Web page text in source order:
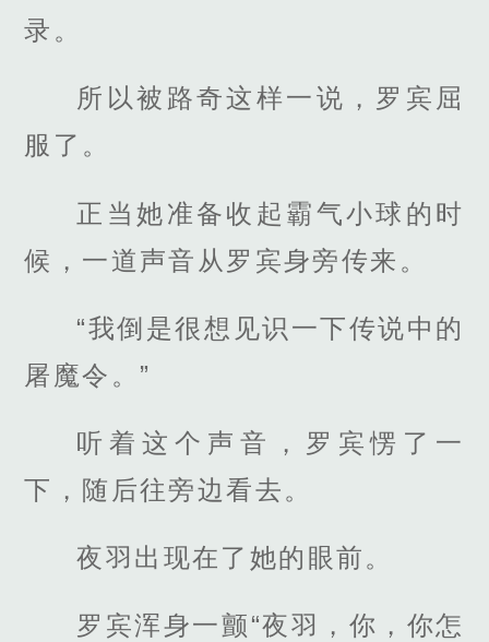
录。
所以被路奇这样一说，罗宾屈
服了。
正当她准备收起霸气小球的时
候，一道声音从罗宾身旁传来。
“我倒是很想见识一下传说中的
屠魔令。”
听着这个声音，罗宾愣了一
下，随后往旁边看去。
夜羽出现在了她的眼前。
罗宾浑身一颤“夜羽，你，你怎